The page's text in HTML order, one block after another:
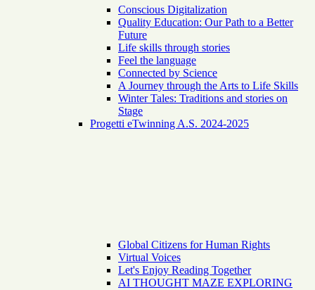
Conscious Digitalization
Quality Education: Our Path to a Better
Future
Life skills through stories
Feel the language
Connected by Science
A Journey through the Arts to Life Skills
Winter Tales: Traditions and stories on
Stage
Progetti eTwinning A.S. 2024-2025
Global Citizens for Human Rights
Virtual Voices
Let's Enjoy Reading Together
AI THOUGHT MAZE EXPLORING